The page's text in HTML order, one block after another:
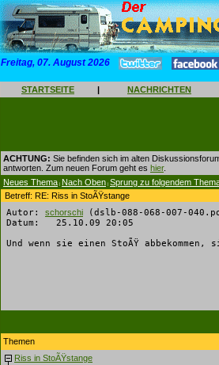
Freitag, 07. August 2026
STARTSEITE | NACHRICHTEN
ACHTUNG: Sie befinden sich im alten
antworten. Zum neuen Forum geht es hier.
Neues Thema | Nach Oben | Sprung zu folgendem
Betreff: RE: Riss in StoÃŸstange
Autor: schorschi (dslb-088-068-007-
Datum: 25.10.09 20:05
Und wenn sie einen StoÃŸ abbekommen,
Themen
Riss in StoÃŸstange